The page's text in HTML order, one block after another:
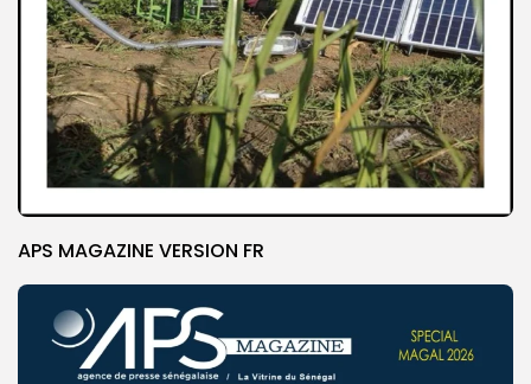
APS MAGAZINE VERSION FR